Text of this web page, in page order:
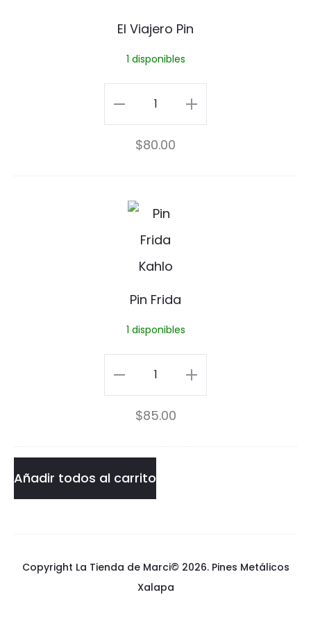
j
r
o
P
El Viajero Pin
1 disponibles
El
Viajero
cantidad
$80.00
P
i
n
i
a
Pin Frida
1 disponibles
Pin
Frida
cantidad
$85.00
Añadir todos al carrito
Copyright La Tienda de Marci© 2026.Pines Metálicos
Xalapa